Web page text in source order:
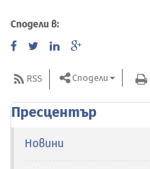
Сподели в:
RSS Сподели
Пресцентър
Новини